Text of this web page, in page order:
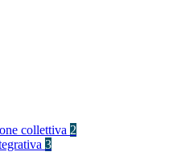
collettiva 2
3